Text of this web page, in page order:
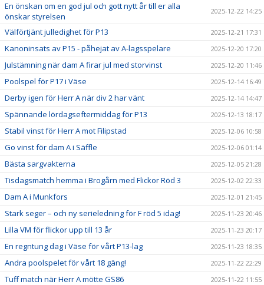
En önskan om en god jul och gott nytt år till er alla
önskar styrelsen
2025-12-22 14:25
Välförtjänt julledighet för P13 2025-12-21 17:31
Kanoninsats av P15 - påhejat av A-lagsspelare 2025-12-20 17:20
Julstämning när dam A firar jul med storvinst 2025-12-20 11:46
Poolspel för P17 i Väse 2025-12-14 16:49
Derby igen för Herr A när div 2 har vänt 2025-12-14 14:47
Spännande lördagseftermiddag för P13 2025-12-13 18:17
Stabil vinst för Herr A mot Filipstad 2025-12-06 10:58
Go vinst för dam A i Säffle 2025-12-06 01:14
Bästa sargvakterna 2025-12-05 21:28
Tisdagsmatch hemma i Brogårn med Flickor Röd 3 2025-12-02 22:33
Dam A i Munkfors 2025-12-01 21:45
Stark seger – och ny serieledning för F röd 5 idag! 2025-11-23 20:46
Lilla VM för flickor upp till 13 år 2025-11-23 20:17
En regntung dag i Väse för vårt P13-lag 2025-11-23 18:35
Andra poolspelet för vårt 18 gäng! 2025-11-22 22:29
Tuff match när Herr A mötte GS86 2025-11-22 11:55